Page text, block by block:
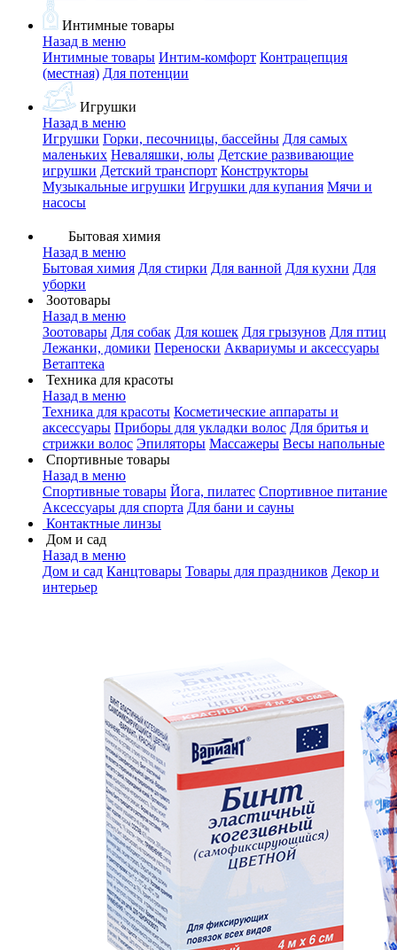
Интимные товары
Назад в меню
Интимные товары Интим-комфорт Контрацепция
(местная) Для потенции
Игрушки
Назад в меню
Игрушки Горки, песочницы, бассейны Для самых
маленьких Неваляшки, юлы Детские развивающие
игрушки Детский транспорт Конструкторы
Музыкальные игрушки Игрушки для купания Мячи и
насосы
Бытовая химия
Назад в меню
Бытовая химия Для стирки Для ванной Для кухни Для
уборки
Зоотовары
Назад в меню
Зоотовары Для собак Для кошек Для грызунов Для птиц
Лежанки, домики Переноски Аквариумы и аксессуары
Ветаптека
Техника для красоты
Назад в меню
Техника для красоты Косметические аппараты и
аксессуары Приборы для укладки волос Для бритья и
стрижки волос Эпиляторы Массажеры Весы напольные
Спортивные товары
Назад в меню
Спортивные товары Йога, пилатес Спортивное питание
Аксессуары для спорта Для бани и сауны
Контактные линзы
Дом и сад
Назад в меню
Дом и сад Канцтовары Товары для праздников Декор и
интерьер